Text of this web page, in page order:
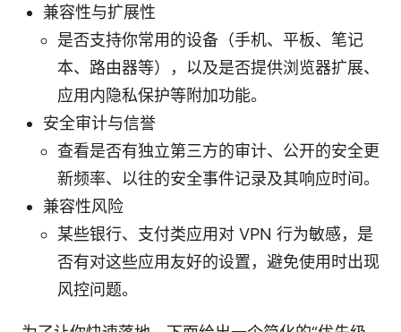
兼容性与扩展性
是否支持你常用的设备（手机、平板、笔记
本、路由器等），以及是否提供浏览器扩展、
应用内隐私保护等附加功能。
安全审计与信誉
查看是否有独立第三方的审计、公开的安全更
新频率、以往的安全事件记录及其响应时间。
兼容性风险
某些银行、支付类应用对 VPN 行为敏感，是
否有对这些应用友好的设置，避免使用时出现
风控问题。